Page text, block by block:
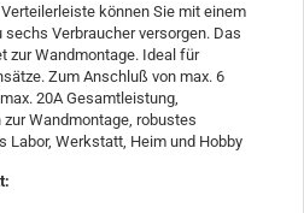
können Sie mit einem
Verbraucher versorgen. Das
zur Wandmontage. Ideal für
Zum Anschluß von max. 6
20A Gesamtleistung,
Wandmontage, robustes
Labor, Werkstatt, Heim und Hobby
: